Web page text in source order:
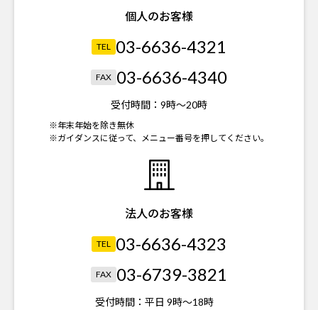
個人のお客様
TEL 03-6636-4321
FAX 03-6636-4340
受付時間： 9時～20時
※年末年始を除き無休
※ガイダンスに従って、メニュー番号を押してください。
法人のお客様
TEL 03-6636-4323
FAX 03-6739-3821
受付時間： 平日 9時～18時